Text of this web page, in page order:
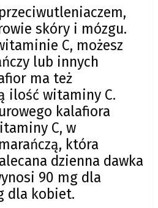
skóry i mózgu.
C, możesz
lub innych
ma też
ilość witaminy C.
kalafiora
C, w
która
dzienna dawka
90 mg dla
dla kobiet.